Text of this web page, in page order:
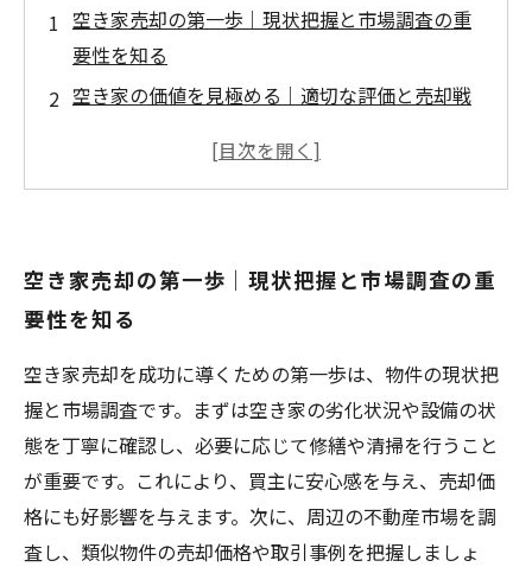
空き家売却の第一歩｜現状把握と市場調査の重
要性を知る
空き家の価値を見極める｜適切な評価と売却戦
法的手続きの基礎知識｜トラブルを避けるため
プを徹底解説
空き家売却成功の秘訣｜スムーズな取引完了ま
での道のり
空き家問題を解決するための最新トレンドと対
策
初心者でも安心！空き家売却を成功させるため
のポイントまとめ
空き家売却の第一歩｜現状把握と市場調査の重
要性を知る
空き家売却を成功に導くための第一歩は、物件の現状把
握と市場調査です。まずは空き家の劣化状況や設備の状
態を丁寧に確認し、必要に応じて修繕や清掃を行うこと
が重要です。これにより、買主に安心感を与え、売却価
格にも好影響を与えます。次に、周辺の不動産市場を調
査し、類似物件の売却価格や取引事例を把握しましょ